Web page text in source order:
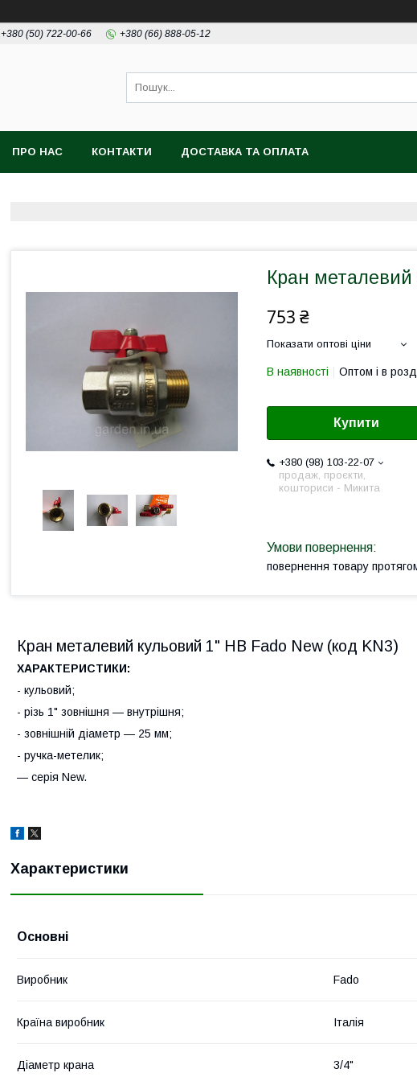
+380 (50) 722-00-66 +380 (66) 888-05-12
ПРО НАС КОНТАКТИ ДОСТАВКА ТА ОПЛАТА
Кран
753 ₴
Показати оптові ціни
В наявності Оптом і в
Купити
+380 (98) 103-22-07
продаж, проєкти,
кошториси - Микита
повернення товару
Кран металевий кульовий 1" НВ Fado New (код KN3)
ХАРАКТЕРИСТИКИ:
- кульовий;
- різь 1" зовнішня — внутрішня;
- зовнішній діаметр — 25 мм;
- ручка-метелик;
— серія New.
Характеристики
Основні
Виробник Fado
Країна виробник Італія
Діаметр крана 3/4"